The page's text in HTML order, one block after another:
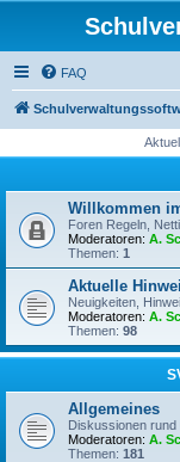
FAQ
Willkommen
Foren Regeln,
Moderatoren: A.
Themen: 1
Aktuelle
Neuigkeiten,
Moderatoren: A.
Themen: 98
Allgemeines
Diskussionen rund
Moderatoren: A.
Themen: 181